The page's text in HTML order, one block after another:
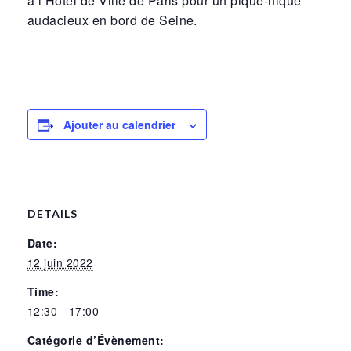
audacieux en bord de Seine.
Ajouter au calendrier
DETAILS
Date:
12 juin 2022
Time:
12:30 - 17:00
Catégorie d’Évènement: